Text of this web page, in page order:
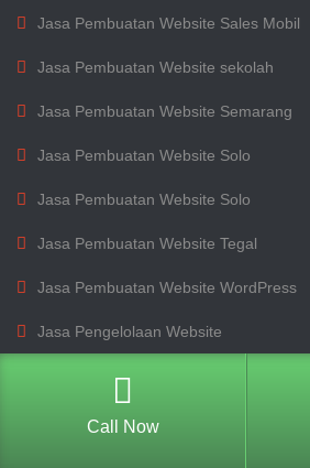
Jasa Pembuatan Website Sales Mobil
Jasa Pembuatan Website sekolah
Jasa Pembuatan Website Semarang
Jasa Pembuatan Website Solo
Jasa Pembuatan Website Solo
Jasa Pembuatan Website Tegal
Jasa Pembuatan Website WordPress
Jasa Pengelolaan Website
Jasa SEO Website
pelatihan ponek
Call Now